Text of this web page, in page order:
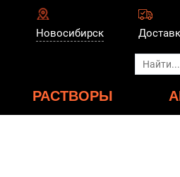
Новосибирск
РАСТВОРЫ